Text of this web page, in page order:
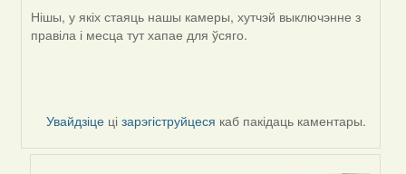
Нішы, у якіх стаяць нашы камеры, хутчэй выключэнне з
правіла і месца тут хапае для ўсяго.
Увайдзіце цізарэгіструйцеся каб пакідаць каментары.